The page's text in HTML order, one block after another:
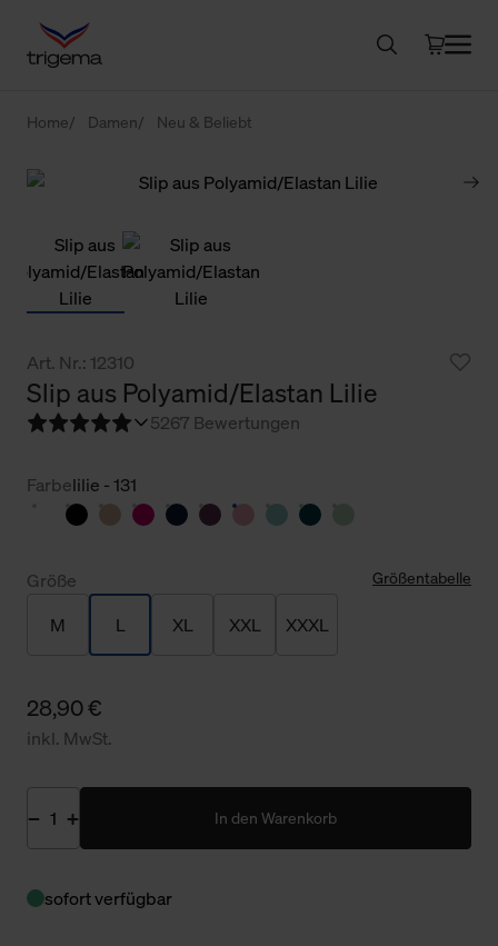
Home Damen Neu & Beliebt
Art. Nr.: 12310
Slip aus Polyamid/Elastan Lilie
5267 Bewertungen
Farbelilie - 131
Größe Größentabelle
M L XL XXL XXXL
28,90 €
inkl. MwSt.
In den Warenkorb
sofort verfügbar